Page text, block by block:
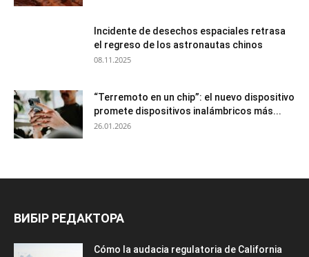
Incidente de desechos espaciales retrasa
el regreso de los astronautas chinos
08.11.2025
“Terremoto en un chip”: el nuevo dispositivo
promete dispositivos inalámbricos más...
26.01.2026
ВИБІР РЕДАКТОРА
Cómo la audacia regulatoria de California